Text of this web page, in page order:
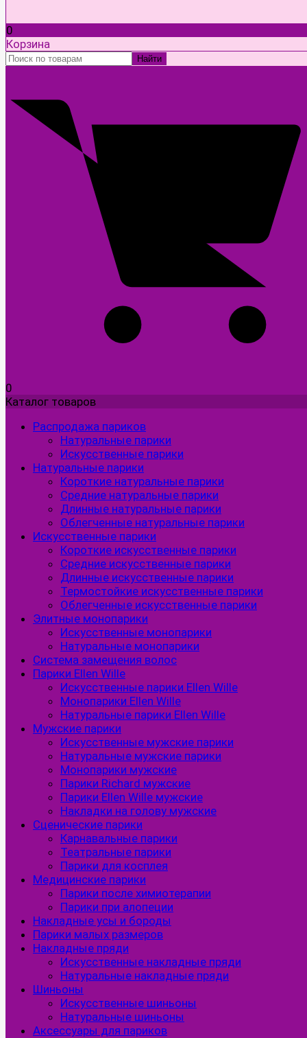
0
Корзина
Найти
0
Каталог товаров
Распродажа париков
Натуральные парики
Искусственные парики
Натуральные парики
Короткие натуральные парики
Средние натуральные парики
Длинные натуральные парики
Облегченные натуральные парики
Искусственные парики
Короткие искусственные парики
Средние искусственные парики
Длинные искусственные парики
Термостойкие искусственные парики
Облегченные искусственные парики
Элитные монопарики
Искусственные монопарики
Натуральные монопарики
Система замещения волос
Парики Ellen Wille
Искусственные парики Ellen Wille
Монопарики Ellen Wille
Натуральные парики Ellen Wille
Мужские парики
Искусственные мужские парики
Натуральные мужские парики
Монопарики мужские
Парики Richard мужские
Парики Ellen Wille мужские
Накладки на голову мужские
Сценические парики
Карнавальные парики
Театральные парики
Парики для косплея
Медицинские парики
Парики после химиотерапии
Парики при алопеции
Накладные усы и бороды
Парики малых размеров
Накладные пряди
Искусственные накладные пряди
Натуральные накладные пряди
Шиньоны
Искусственные шиньоны
Натуральные шиньоны
Аксессуары для париков